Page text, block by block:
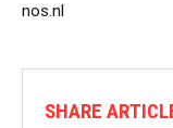
nos.nl
SHARE